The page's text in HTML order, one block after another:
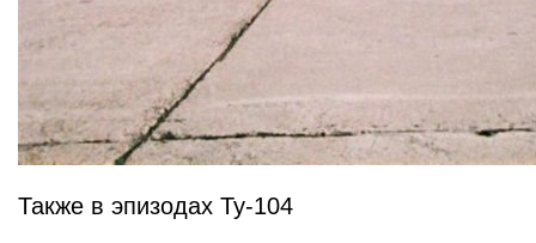
Также в эпизодах Ту-104